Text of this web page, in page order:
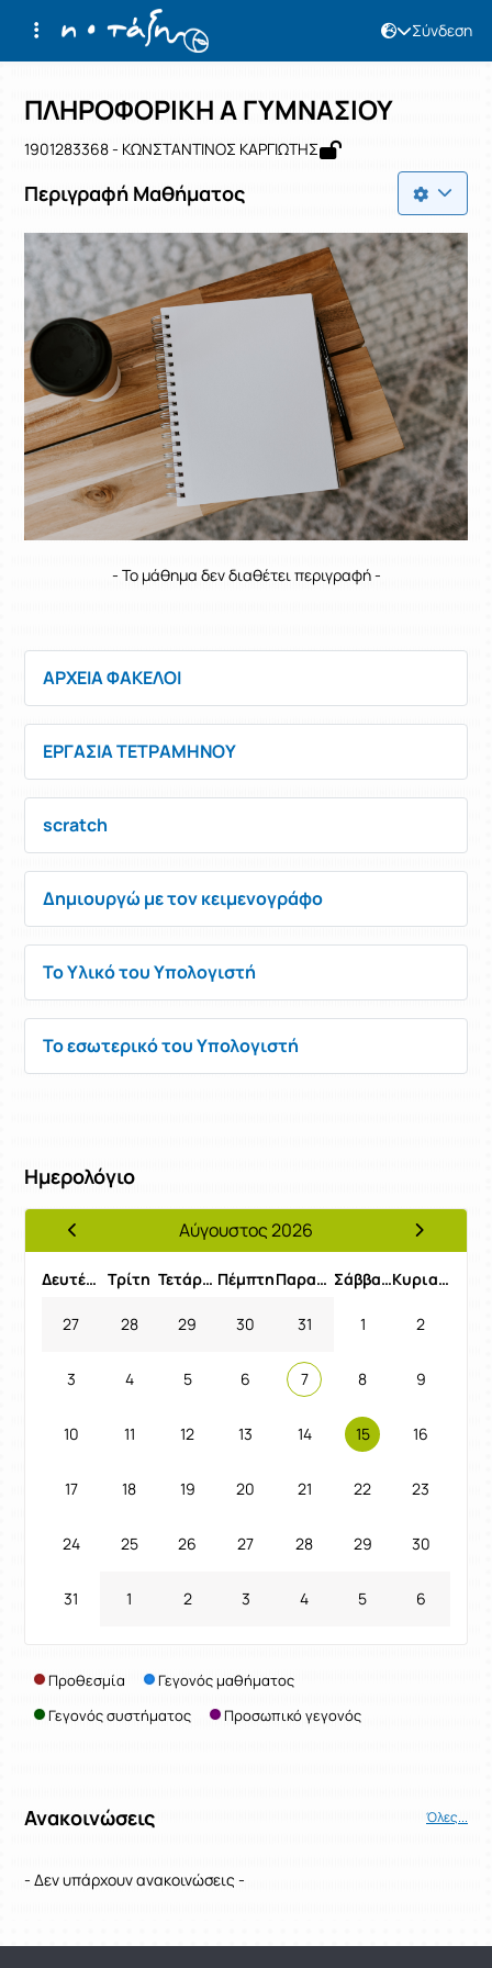
Σύνδεση
Αρχική Σελίδα
Μάθημα : ΠΛΗΡΟΦΟΡΙΚΗ Α
Κωδικός : 1901283368
ΠΛΗΡΟΦΟΡΙΚΗ Α ΓΥΜΝΑΣΙΟΥ
1901283368 - ΚΩΝΣΤΑΝΤΙΝΟΣ ΚΑΡΓΙΩΤΗΣ
Περιγραφή Μαθήματος
- Το μάθημα δεν διαθέτει περιγραφή -
ΑΡΧΕΙΑ ΦΑΚΕΛΟΙ
ΕΡΓΑΣΙΑ ΤΕΤΡΑΜΗΝΟΥ
scratch
Δημιουργώ με τον κειμενογράφο
Το Υλικό του Υπολογιστή
Το εσωτερικό του Υπολογιστή
Ημερολόγιο
Προηγούμενος ΜήναςΑύγουστος 2026
Επόμενος
Δευτέρα Τρίτη Τετάρτη Πέμπτη Παρασκευή Σάββατο Κυριακή
27 28 29 30 31 1 2
3 4 5 6 7 8 9
10 11 12 13 14 15 16
17 18 19 20 21 22 23
24 25 26 27 28 29 30
31 1 2 3 4 5 6
Προθεσμία
Γεγονός μαθήματος
Γεγονός συστήματος
Προσωπικό γεγονός
Ανακοινώσεις Όλες...
- Δεν υπάρχουν ανακοινώσεις -